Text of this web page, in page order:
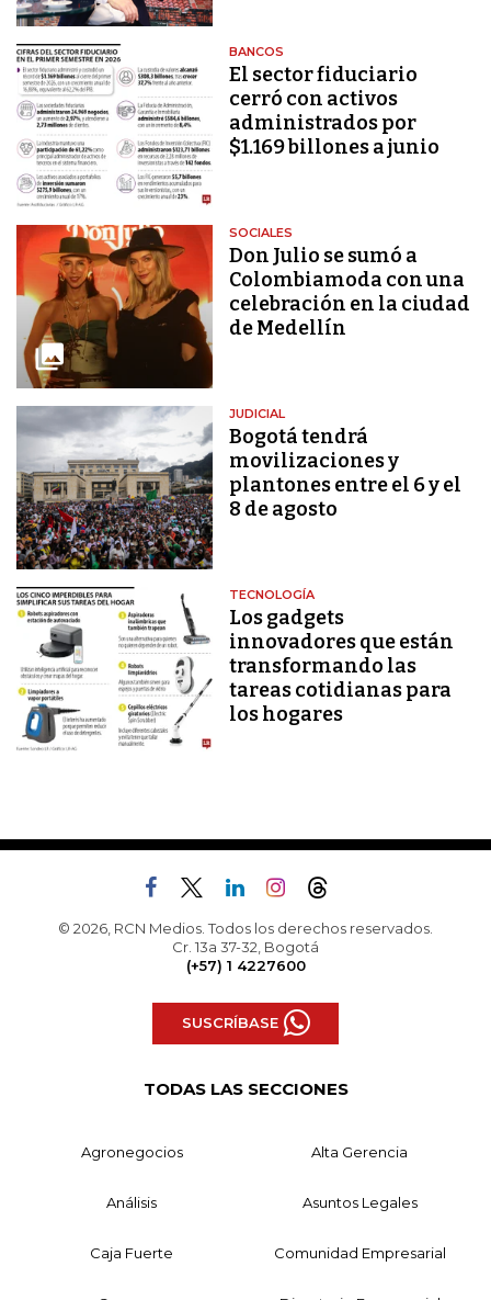
BANCOS
El sector fiduciario
cerró con activos
administrados por
$1.169 billones a junio
SOCIALES
Don Julio se sumó a
Colombiamoda con una
celebración en la ciudad
de Medellín
JUDICIAL
Bogotá tendrá
movilizaciones y
plantones entre el 6 y el
8 de agosto
TECNOLOGÍA
Los gadgets
innovadores que están
transformando las
tareas cotidianas para
los hogares
© 2026, RCN Medios. Todos los derechos reservados.
Cr. 13a 37-32, Bogotá
(+57) 1 4227600
SUSCRÍBASE
TODAS LAS SECCIONES
Agronegocios Alta Gerencia
Análisis Asuntos Legales
Caja Fuerte Comunidad Empresarial